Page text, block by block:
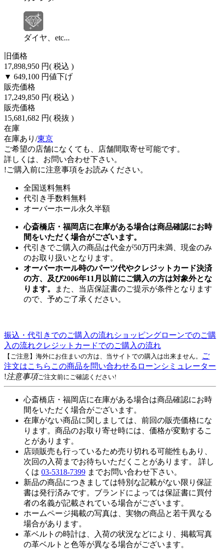
ダイヤ、etc...
旧価格
17,898,950 円( 税込 )
▼ 649,100 円値下げ
販売価格
17,249,850 円( 税込 )
販売価格
15,681,682 円( 税抜 )
在庫
在庫あり/東京
ご希望の店舗になくても、店舗間取寄せ可能です。
詳しくは、お問い合わせ下さい。
!ご購入前に注意事項をお読みください。
全国送料無料
代引き手数料無料
オーバーホール永久半額
心斎橋店・福岡店に在庫がある場合は商品確認にお時
間をいただく場合がございます。
代引きでご購入の商品は代金が50万円未満、現金のみ
のお取り扱いとなります。
オーバーホール時のパーツ代やクレジットカード決済
の方、及び2006年11月以前にご購入の方は対象外とな
ります。
また、当店保証書のご提示が条件となります
ので、予めご了承ください。
振込・代引きでのご購入の流れショッピングローンでのご購
入の流れクレジットカードでのご購入の流れ
【ご注意】海外にお住まいの方は、当サイトでの購入は出来ません。
ご
注文はこちら この商品を問い合わせる ローンシミュレーター
!注意事項ご注文前にご確認ください!
心斎橋店・福岡店に在庫がある場合は商品確認にお時
間をいただく場合がございます。
在庫がない商品に関しましては、前回の販売価格にな
ります。商品のお取り寄せ時には、価格が変動するこ
とがあります。
店頭販売も行っているため売り切れる可能性もあり、
次回の入荷までお待ちいただくことがあります。 詳し
くは 03-5318-7399 までお問い合わせ下さい。
新品の商品につきましては特別な記載がない限り保証
書は発行済みです。ブランドによっては保証書に買付
者の名義が記載されている場合がございます。
ホームページ掲載の写真は、実物の商品と若干異なる
場合があります。
革ベルトの時計は、入荷の状況などにより、掲載写真
の革ベルトと色等が異なる場合がございます。